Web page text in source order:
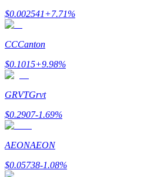
Đối tác Bitrue
$0.002541+7.71%
CCCanton
$0.1015+9.98%
GRVTGrvt
$0.2907-1.69%
AEONAEON
$0.05738-1.08%